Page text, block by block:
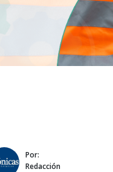
Por:
Redacción